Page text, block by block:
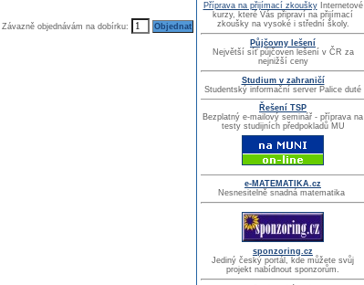
Závazně objednávám na dobírku:
Příprava na přijímací zkouškyInternetové
kurzy, které Vás připraví na přijímací
zkoušky na vysoké i střední školy.
Půjčovny lešení
Největší síť půjčoven lešení v ČR za
nejnižší ceny
Studium v zahraničí
Studentský informační server Palice duté
Řešení TSP
Bezplatný e-mailový seminář - příprava na
testy studijních předpokladů MU
e-MATEMATIKA.cz
Nesnesitelně snadná matematika
sponzoring.cz
Jediný český portál, kde můžete svůj
projekt nabídnout sponzorům.